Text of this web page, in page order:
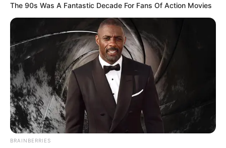
The 90s Was A Fantastic Decade For Fans Of Action Movies
BRAINBERRIES